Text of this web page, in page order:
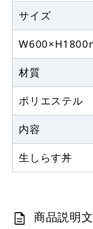
サイズ
材質
ポリエステル
内容
生しらす丼
商品説明文